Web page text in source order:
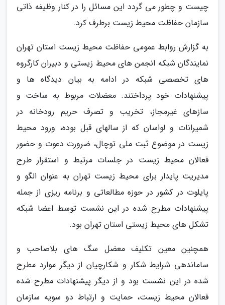
چیست و چطور می گردد این مسائل را در کنار وظیفه ذاتی
سازمان حفاظت محیط زیست برطرف کرد.
به گزارش روابط عمومی حفاظت محیط زیست استان تهران
نمایندگان شبکه انجمن های محیط زیستی و دبیران کارگروه
های تخصصی شبکه در ادامه به بیان دیدگاه ها و
پیشنهادات خود پرداختند. معضلات مربوط به ساخت و
سازهای غیرمجاز، تخریب و تصرف حریم رودخانه در
شمیرانات و لواسان که از سالهای قبل بوده، ورود محیط
زیست در موضوع ثبت ملی توچال، ضرورت دعوت و حضور
فعالان محیط زیست در جلسات مرتبط و استقرار طرح
مدیریت پایدار برای محیط زیست تهران به عنوان الگو و
پایلوت در کشور در حوزه مطالعاتی و برنامه ریزی از جمله
پیشنهادات مطرح شده در این نشست توسط اعضا شبکه
تشکل های محیط زیستی استان تهران بود.
همچنین معین تکلیف معضل سگ های بلاصاحب و
ساماندهی شرایط شکار و شکارچیان از دیگر موارد مطرح
شده در این نشست بود و از دیگر پیشنهادات مطرح شده
فعالان محیط زیست، حمایت و ارتباط دو سویه سازمان